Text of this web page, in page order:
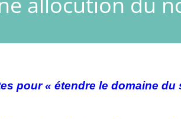
pour « étendre le domaine du